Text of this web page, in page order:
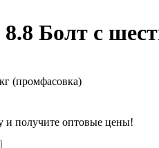
Болт с
(промфасовка)
и получите оптовые цены!